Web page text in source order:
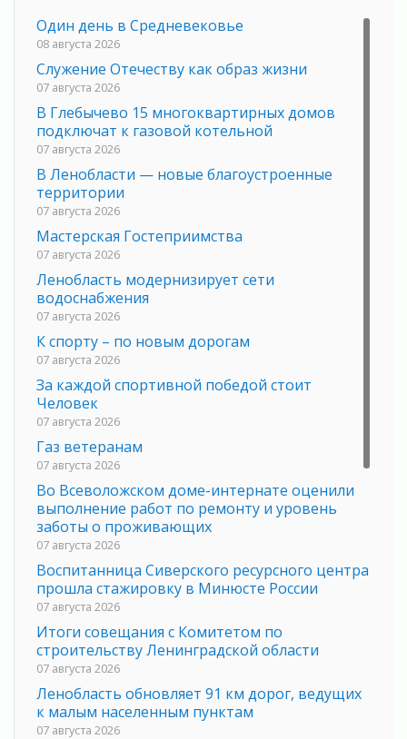
Один день в Средневековье
08 августа 2026
Служение Отечеству как образ жизни
07 августа 2026
В Глебычево 15 многоквартирных домов
подключат к газовой котельной
07 августа 2026
В Ленобласти — новые благоустроенные
территории
07 августа 2026
Мастерская Гостеприимства
07 августа 2026
Ленобласть модернизирует сети
водоснабжения
07 августа 2026
К спорту – по новым дорогам
07 августа 2026
За каждой спортивной победой стоит
Человек
07 августа 2026
Газ ветеранам
07 августа 2026
Во Всеволожском доме-интернате оценили
выполнение работ по ремонту и уровень
заботы о проживающих
07 августа 2026
Воспитанница Сиверского ресурсного центра
прошла стажировку в Минюсте России
07 августа 2026
Итоги совещания с Комитетом по
строительству Ленинградской области
07 августа 2026
Ленобласть обновляет 91 км дорог, ведущих
к малым населенным пунктам
07 августа 2026